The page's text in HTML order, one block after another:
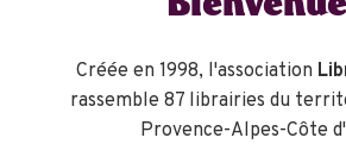
Créée en 1998, l'association
rassemble 87 librairies du
Provence-Alpes-Côte